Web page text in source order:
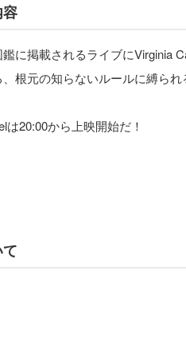
に掲載されるライブにVirginia
根元の知らないルールに縛ら
は20:00から上映開始だ！